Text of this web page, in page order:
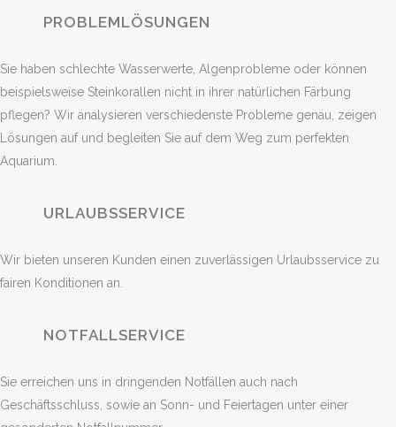
PROBLEMLÖSUNGEN
Sie haben schlechte Wasserwerte, Algenprobleme oder können
beispielsweise Steinkorallen nicht in ihrer natürlichen Färbung
pflegen? Wir analysieren verschiedenste Probleme genau, zeigen
Lösungen auf und begleiten Sie auf dem Weg zum perfekten
Aquarium.
URLAUBSSERVICE
Wir bieten unseren Kunden einen zuverlässigen Urlaubsservice zu
fairen Konditionen an.
NOTFALLSERVICE
Sie erreichen uns in dringenden Notfällen auch nach
Geschäftsschluss, sowie an Sonn- und Feiertagen unter einer